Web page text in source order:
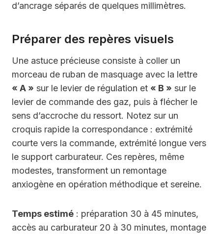
d’ancrage séparés de quelques millimètres.
Préparer des repères visuels
Une astuce précieuse consiste à coller un
morceau de ruban de masquage avec la lettre
« A » sur le levier de régulation et « B » sur le
levier de commande des gaz, puis à flécher le
sens d’accroche du ressort. Notez sur un
croquis rapide la correspondance : extrémité
courte vers la commande, extrémité longue vers
le support carburateur. Ces repères, même
modestes, transforment un remontage
anxiogène en opération méthodique et sereine.
Temps estimé : préparation 30 à 45 minutes,
accès au carburateur 20 à 30 minutes, montage